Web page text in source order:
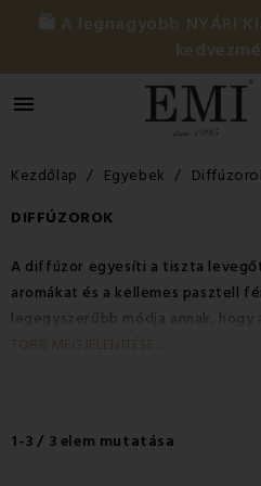
🛍️ A legnagyobb NYÁRI

Kezdőlap Egyebek
DIFFÚZOROK
A diffúzor egyesíti a tiszta
aromákat és a kellemes pasztell
legegyszerűbb módja annak, hogy
levegőbe kerüljenek belégzésre.
diffúzorban lévő illóolajok
szétoszlanak a helyiségben. Az
TÖBB MEGJELENÍTÉSE...
1-3 / 3 elem mutatása